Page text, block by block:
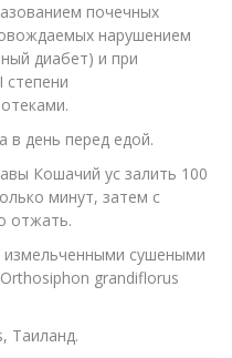
почечных
нарушением
диабет) и при
степени
в день перед едой.
Кошачий ус залить 100
минут, затем с
отжать.
измельченными сушеными
grandiflorus
Таиланд.